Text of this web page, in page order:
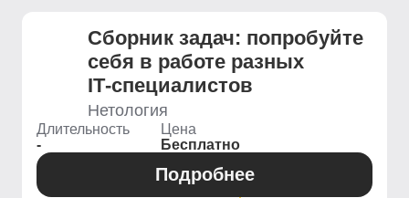
Сборник задач: попробуйте
себя в работе разных
IT‑специалистов
Нетология
Длительность
-
Цена
Бесплатно
Подробнее